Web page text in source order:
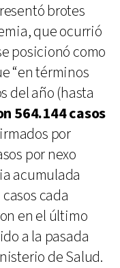
brotes
que ocurrió
posicionó como
“en términos
del año (hasta
564.144 casos
por
por nexo
acumulada
cada
en el último
a la pasada
de Salud.